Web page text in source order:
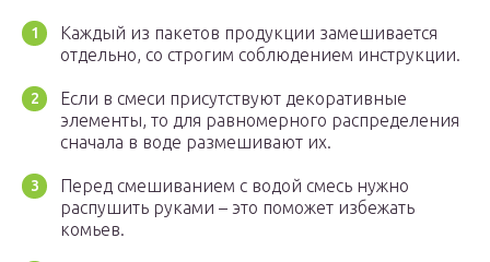
Каждый из пакетов продукции замешивается
отдельно, со строгим соблюдением инструкции.
Если в смеси присутствуют декоративные
элементы, то для равномерного распределения
сначала в воде размешивают их.
Перед смешиванием с водой смесь нужно
распушить руками – это поможет избежать
комьев.